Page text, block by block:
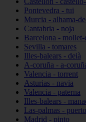
Pontevedra - tui
Murcia - alhama-
Cantabria - noja
Barcelona -
Sevilla - tomares
Illes-balears - deià
A-coruña - a-
Valencia - torrent
Asturias - navia
Valencia - paterna
Illes-balears -
Las-palmas -
Madrid - pinto